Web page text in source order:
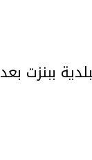
الشرطة البلدية ببنزت بعد